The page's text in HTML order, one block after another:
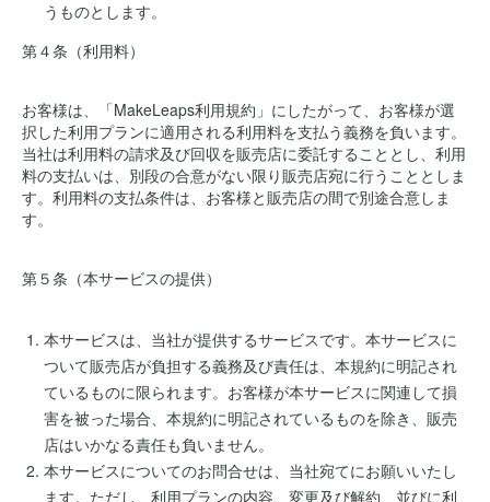
うものとします。
第４条（利用料）
お客様は、「MakeLeaps利用規約」にしたがって、お客様が選
択した利用プランに適用される利用料を支払う義務を負います。
当社は利用料の請求及び回収を販売店に委託することとし、利用
料の支払いは、別段の合意がない限り販売店宛に行うこととしま
す。利用料の支払条件は、お客様と販売店の間で別途合意しま
す。
第５条（本サービスの提供）
本サービスは、当社が提供するサービスです。本サービスに
ついて販売店が負担する義務及び責任は、本規約に明記され
ているものに限られます。お客様が本サービスに関連して損
害を被った場合、本規約に明記されているものを除き、販売
店はいかなる責任も負いません。
本サービスについてのお問合せは、当社宛てにお願いいたし
ます。ただし、利用プランの内容、変更及び解約、並びに利